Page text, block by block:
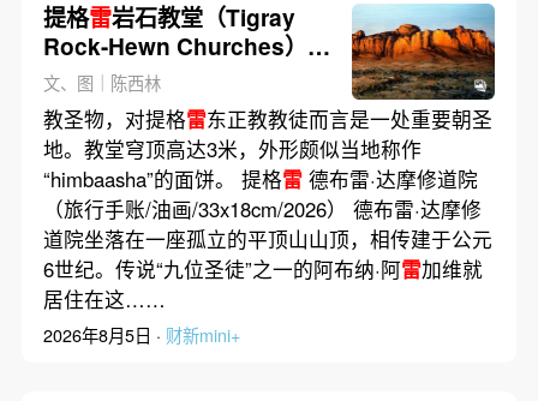
提格雷岩石教堂（Tigray
Rock-Hewn Churches）
—— 苦修者的一诺一生｜画
驿
文、图｜陈西林
教圣物，对提格雷东正教教徒而言是一处重要朝圣
地。教堂穹顶高达3米，外形颇似当地称作
“himbaasha”的面饼。 提格雷德布雷·达摩修道院
（旅行手账/油画/33x18cm/2026） 德布雷·达摩修
道院坐落在一座孤立的平顶山山顶，相传建于公元
6世纪。传说“九位圣徒”之一的阿布纳·阿雷加维就
居住在这……
2026年8月5日 · 财新mini+